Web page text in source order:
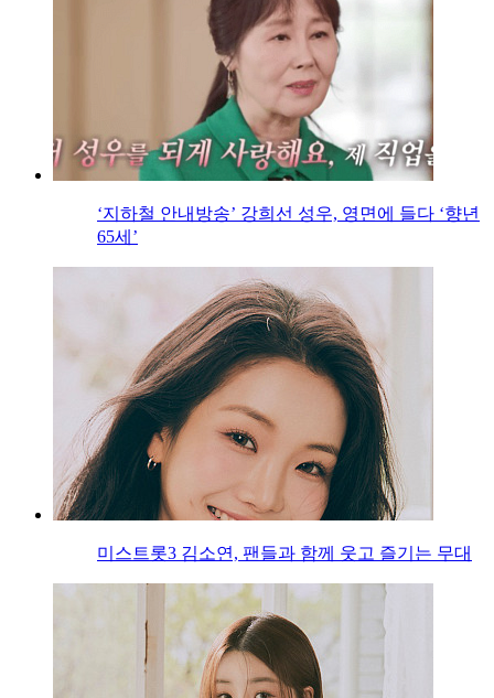
‘지하철 안내방송’ 강희선 성우, 영면에 들다 ‘향년
65세’
미스트롯3 김소연, 팬들과 함께 웃고 즐기는 무대